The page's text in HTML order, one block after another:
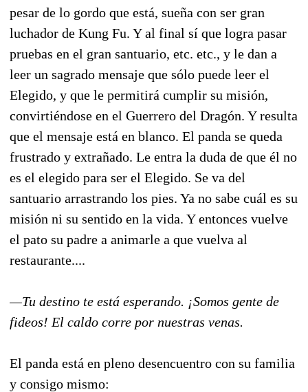
pesar de lo gordo que está, sueña con ser gran
luchador de Kung Fu. Y al final sí que logra pasar
pruebas en el gran santuario, etc. etc., y le dan a
leer un sagrado mensaje que sólo puede leer el
Elegido, y que le permitirá cumplir su misión,
convirtiéndose en el Guerrero del Dragón. Y resulta
que el mensaje está en blanco. El panda se queda
frustrado y extrañado. Le entra la duda de que él no
es el elegido para ser el Elegido. Se va del
santuario arrastrando los pies. Ya no sabe cuál es su
misión ni su sentido en la vida. Y entonces vuelve
el pato su padre a animarle a que vuelva al
restaurante....
—Tu destino te está esperando. ¡Somos gente de
fideos! El caldo corre por nuestras venas.
El panda está en pleno desencuentro con su familia
y consigo mismo: